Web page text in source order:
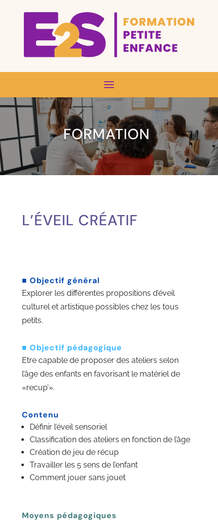
FORMATION
L’ÉVEIL CRÉATIF
■ Objectif général
Explorer les différentes propositions d’éveil
culturel et artistique possibles chez les tous
petits.
■ Objectif pédagogique
Etre capable de proposer des ateliers selon
l’âge des enfants en favorisant le matériel de
«recup’».
Contenu
Définir l’éveil sensoriel
Classification des ateliers en fonction de l’âge
Création de jeu de récup
Travailler les 5 sens de l’enfant
Comment jouer sans jouet
Moyens pédagogiques